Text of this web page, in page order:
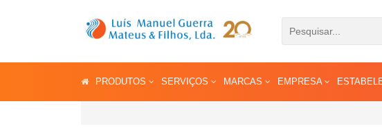
PRODUTOS SERVIÇOS MARCAS EMPRESA